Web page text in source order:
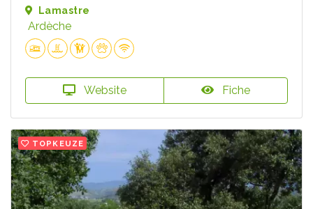
Lamastre
Ardèche
Website Fiche
TOPKEUZE